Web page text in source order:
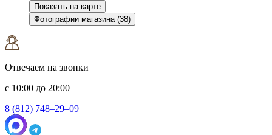
Показать на карте
Фотографии магазина (38)
Отвечаем на звонки
с 10:00 до 20:00
8 (812) 748–29–09